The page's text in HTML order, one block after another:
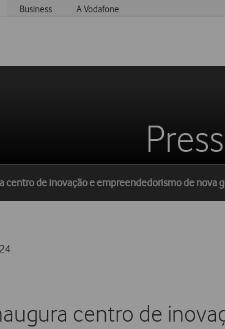
Business A Vodafone
centro de inovação e empreendedorismo de nova
centro de